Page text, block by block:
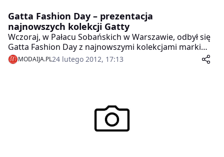
Gatta Fashion Day – prezentacja
najnowszych kolekcji Gatty
Wczoraj, w Pałacu Sobańskich w Warszawie, odbył się
Gatta Fashion Day z najnowszymi kolekcjami marki
Gatta. Modelki wystylizowane przez Joannę
Horodyńską zaprezentowały odzież i rajstopy Gatta
trendach na sezon wiosna/lato 2012 obecnych w
MODAIJA.PL24 lutego 2012, 17:13